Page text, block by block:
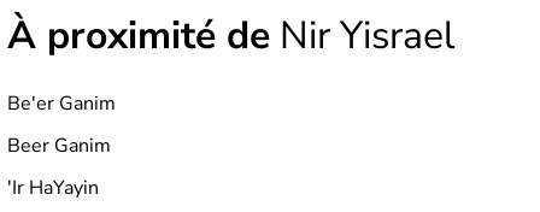
À proximité de Nir Yisrael
Be'er Ganim
Beer Ganim
'Ir HaYayin